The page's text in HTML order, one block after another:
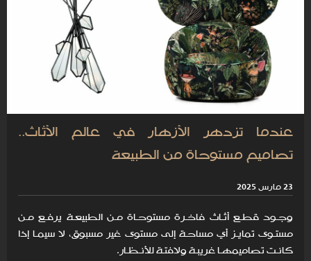
عندما تزدهر الأزهار في عالم الأثاث..
تصاميم مستوحاة من الطبيعة
23 مارس 2025
وجـود قطـع أثـاث فاخـرة مستوحـاة مـن الطبيعـة يرفـع مـن
مستـوى تمايـز أي مساحـة إلى مستوى غير مسبوق، لا سيمـا إذا
كانـت تصاميمهـا غريبـة ولافتـة للأنـظـار.